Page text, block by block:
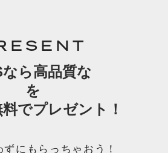
なら高品質な
を
でプレゼント！
にもらっちゃおう！